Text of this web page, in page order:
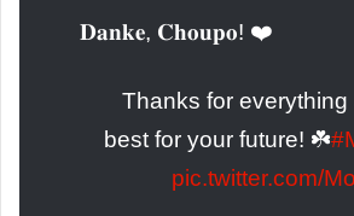
𝐃𝐚𝐧𝐤𝐞, 𝐂𝐡𝐨𝐮𝐩𝐨! ❤️
Thanks for everything
best for your future! ☘️
pic.twitter.com/